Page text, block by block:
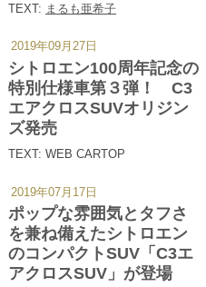
TEXT: まるも亜希子
シトロエン100周年記念の
特別仕様車第３弾！ C3
エアクロスSUVオリジン
ズ発売
TEXT: WEB CARTOP
2019年09月27日
ポップな雰囲気とタフさ
を兼ね備えたシトロエン
のコンパクトSUV「C3エ
アクロスSUV」が登場
2019年07月17日